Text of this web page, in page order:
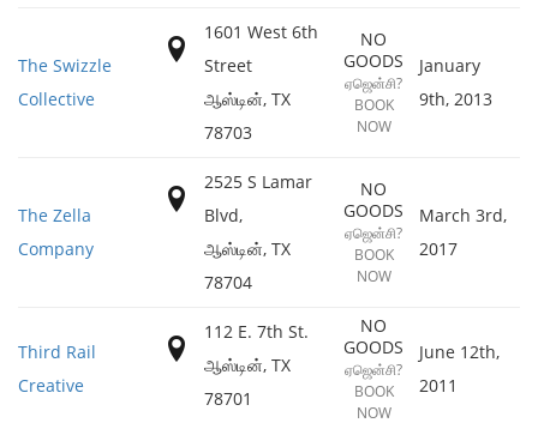
The Swizzle
Collective
1601 West 6th
Street
ஆஸ்டின், TX
78703
NO
GOODS
ஏஜென்சி?
BOOK
NOW
January
9th, 2013
The Zella
Company
2525 S Lamar
Blvd,
ஆஸ்டின், TX
78704
NO
GOODS
ஏஜென்சி?
BOOK
NOW
March 3rd,
2017
Third Rail
Creative
112 E. 7th St.
ஆஸ்டின், TX
78701
NO
GOODS
ஏஜென்சி?
BOOK
NOW
June 12th,
2011